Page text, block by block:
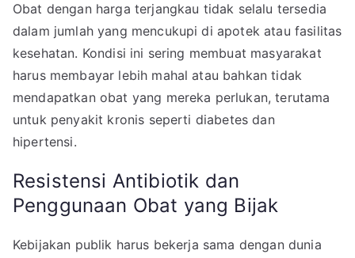
Obat dengan harga terjangkau tidak selalu tersedia
dalam jumlah yang mencukupi di apotek atau fasilitas
kesehatan. Kondisi ini sering membuat masyarakat
harus membayar lebih mahal atau bahkan tidak
mendapatkan obat yang mereka perlukan, terutama
untuk penyakit kronis seperti diabetes dan
hipertensi.
Resistensi Antibiotik dan
Penggunaan Obat yang Bijak
Kebijakan publik harus bekerja sama dengan dunia